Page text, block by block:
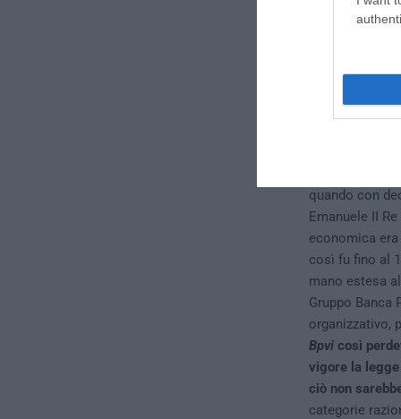
truffatori. In
abolito
termine alle
quando con
Emanuele II
economica
così fu fino al
mano estesa
Gruppo Banca
organizzativo,
Bpvi così
vigore la
ciò non
categorie